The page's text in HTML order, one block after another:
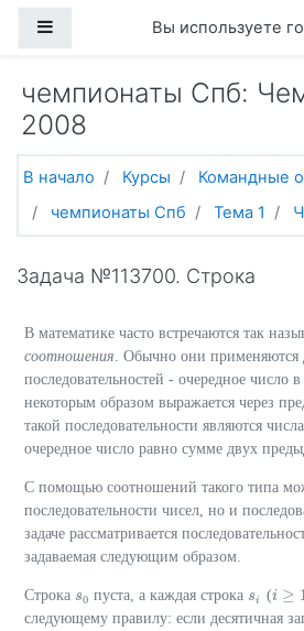
Боковая панельВы используете
чемпионаты Спб:
2008
В начало Курсы
Командные
чемпионаты Спб
Тема 1
Задача №113700. Строка
В математике часто встречаются так
соотношения. Обычно они применяются
последовательностей - очередное число
некоторым образом выражается через
такой последовательности являются
очередное число равно сумме двух
С помощью соотношений такого типа
последовательности чисел, но и
задаче рассматривается
задаваемая следующим образом.
Строка s0
s0 пуста, а каждая строка si
si (i ≥
i≥1
следующему правилу: если десятичная